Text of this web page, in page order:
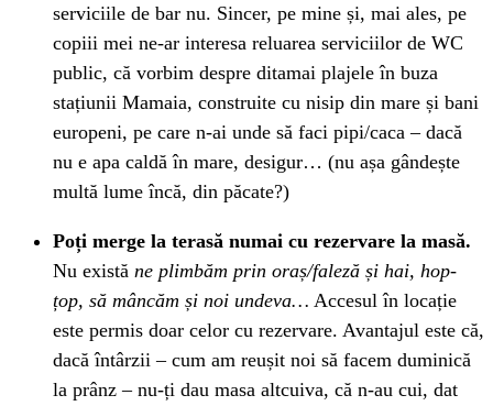
serviciile de bar nu. Sincer, pe mine și, mai ales, pe
copiii mei ne-ar interesa reluarea serviciilor de WC
public, că vorbim despre ditamai plajele în buza
stațiunii Mamaia, construite cu nisip din mare și bani
europeni, pe care n-ai unde să faci pipi/caca – dacă
nu e apa caldă în mare, desigur… (nu așa gândește
multă lume încă, din păcate?)
Poți merge la terasă numai cu rezervare la masă.
Nu există ne plimbăm prin oraș/faleză și hai, hop-
țop, să mâncăm și noi undeva… Accesul în locație
este permis doar celor cu rezervare. Avantajul este că,
dacă întârzii – cum am reușit noi să facem duminică
la prânz – nu-ți dau masa altcuiva, că n-au cui, dat